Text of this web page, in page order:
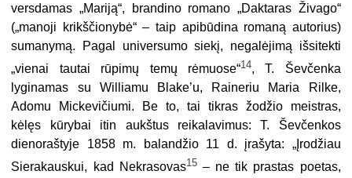
versdamas „Mariją“, brandino romano „Daktaras Živago“
(„manoji krikščionybė“ – taip apibūdina romaną autorius)
sumanymą. Pagal universumo siekį, negalėjimą išsitekti
„vienai tautai rūpimų temų rėmuose“14, T. Ševčenka
lyginamas su Williamu Blake’u, Raineriu Maria Rilke,
Adomu Mickevičiumi. Be to, tai tikras žodžio meistras,
kėlęs kūrybai itin aukštus reikalavimus: T. Ševčenkos
dienoraštyje 1858 m. balandžio 11 d. įrašyta: „Įrodžiau
Sierakauskui, kad Nekrasovas15– ne tik prastas poetas,